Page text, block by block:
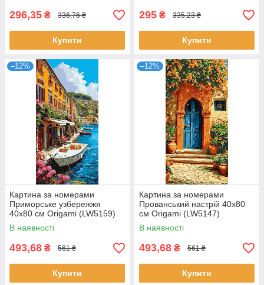
296,35 ₴ 336,76 ₴
Купити
295 ₴ 335,23 ₴
Купити
–12%
Картина за номерами
Приморське узбережжя
40х80 см Origami (LW5159)
В наявності
493,68 ₴ 561 ₴
Купити
–12%
Картина за номерами
Прованський настрій 40х80
см Origami (LW5147)
В наявності
493,68 ₴ 561 ₴
Купити